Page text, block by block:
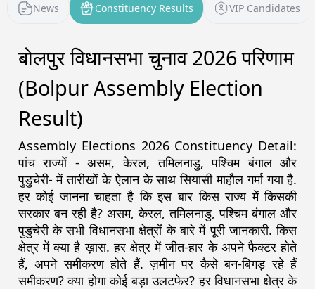
News Constituency Results VIP Candidates
बोलपुर विधानसभा चुनाव 2026 परिणाम
(Bolpur Assembly Election
Result)
Assembly Elections 2026 Constituency Detail:
पांच राज्यों - असम, केरल, तमिलनाडु, पश्चिम बंगाल और
पुडुचेरी- में तारीखों के ऐलान के साथ सियासी माहौल गर्मा गया है.
हर कोई जानना चाहता है कि इस बार किस राज्य में किसकी
सरकार बन रही है? असम, केरल, तमिलनाडु, पश्चिम बंगाल और
पुडुचेरी के सभी विधानसभा क्षेत्रों के बारे में पूरी जानकारी. किस
क्षेत्र में क्या है ख़ास. हर क्षेत्र में जीत-हार के अपने फैक्टर होते
हैं, अपने समीकरण होते हैं. ज़मीन पर कैसे बन-बिगड़ रहे हैं
समीकरण? क्या होगा कोई बड़ा उलटफेर? हर विधानसभा क्षेत्र के